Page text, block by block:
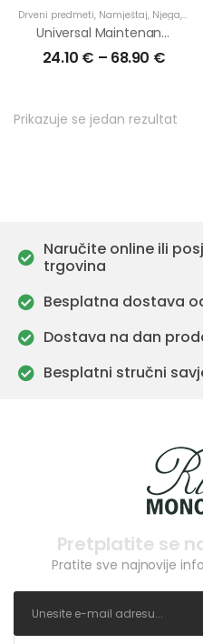
Drveni predmeti, Namještaj, Njega,
Universal Maintenance Oil 2 Mix – Set
24.10 € – 68.90 €
Prikazuje se jedan rezultat
Naručite online ili
trgovina
Besplatna dostava
Dostava na dan
Besplatni stručni
Pretplatite se
Pratite sve najnovije